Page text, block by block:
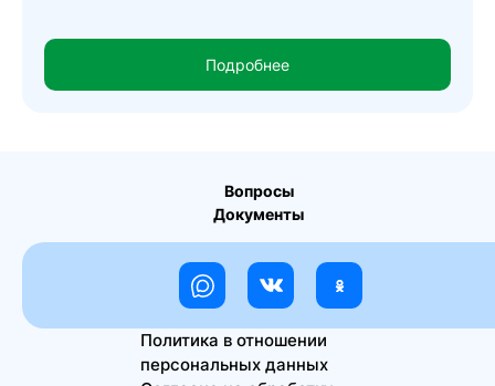
Подробнее
Вопросы
Документы
Политика в отношении
персональных данных